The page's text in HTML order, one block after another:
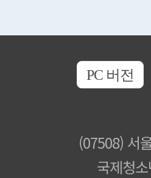
PC 버전
(07508) 서
국제청